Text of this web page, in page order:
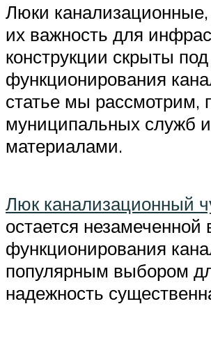
Люки канализационные,
их важность для
конструкции скрыты
функционирования
статье мы рассмотрим,
муниципальных служб
материалами.
Люк канализационный
остается
функционирования
популярным выбором
надежность